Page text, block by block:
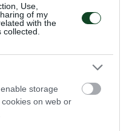
Use,
of my
with the
storage
on web or
στο σκάκι
Πρωτάθλημα Παίδων-
ο Σύλλογος